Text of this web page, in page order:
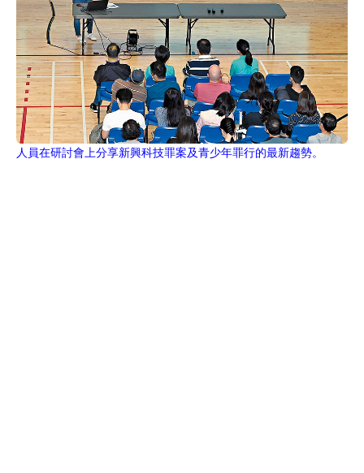
人員在研討會上分享新興科技罪案及青少年罪行的最新趨勢。